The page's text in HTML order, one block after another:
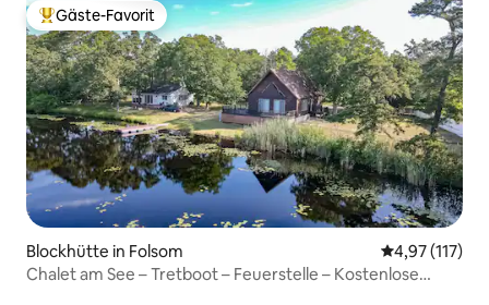
Beliebter Gäste-Favorit.
Gäste-Favorit
Blockhütte in Folsom
4,97 (117)
Chalet am See – Tretboot – Feuerstelle – Kostenlose